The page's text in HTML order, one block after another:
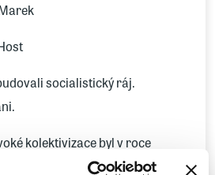
socialistický ráj.
kolektivizace byl v roce
ekonomicky v koncích.